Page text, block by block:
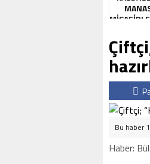
Bu haber
Haber: